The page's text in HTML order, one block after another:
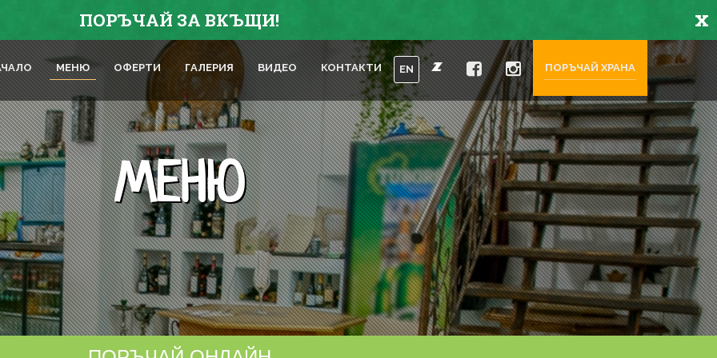
x
ПОРЪЧАЙ ЗА ВКЪЩИ!
МЕНЮ ОФЕРТИ ГАЛЕРИЯ ВИДЕО КОНТАКТИ EN ПОРЪЧАЙ ХРАНА
МЕНЮ